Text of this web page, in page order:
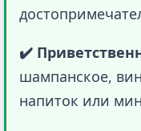
✔️
шампанское,
напиток или